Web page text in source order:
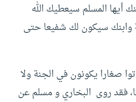
أيها المسلم سيعطيك الله
وابنك سيكون لك شفيعا حتى
صغارا يكونون في الجنة ولا
فقد روى البخاري و مسلم عن